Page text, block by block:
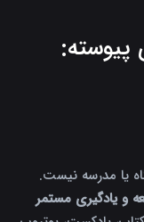
پیوسته:
یا مدرسه نیست.
و یادگیری مستمر